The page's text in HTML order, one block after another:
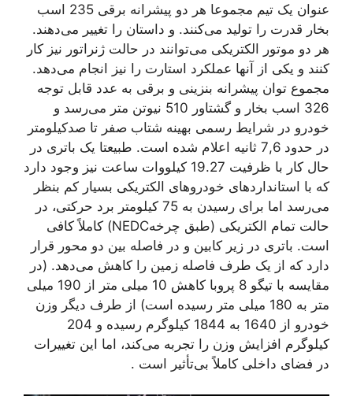
عنوان یک تیم مجموعا هر دو پیشرانه برقی 235 اسب
بخار قدرت را تولید می‌کنند. و داستان را تغییر می‌دهند.
هر دو موتور الکتریکی می‌توانند در حالت ژنراتور نیز کار
کنند و یکی از آنها عملکرد استارت را نیز انجام می‌دهد.
مجموع توان پیشرانه بنزینی و برقی به عدد قابل توجه
326 اسب بخار و گشتاور 510 نیوتن متر می‌رسد و
خودرو در شرایط رسمی بهینه شتاب صفر تا صدکیلومتر
در حدود 7,6 ثانیه اعلام شده است. طبیعتا یک باتری در
حال کار با ظرفیت 19.27 کیلووات ساعت نیز وجود دارد
که با استانداردهای خودروهای الکتریکی بسیار کم بنظر
می‌رسد اما برای رسیدن به 75 کیلومتر برد حرکتی، در
حالت تمام الکتریکی (طبق چرخهNEDC) کاملاً کافی
است. باتری در زیر کابین و در فاصله بین دو محور قرار
دارد که از یک طرف فاصله زمین را کاهش می‌دهد. (در
مقایسه با تیگو 8 پروبا کاهش 10 میلی متر از 190 میلی
متر به 180 میلی متر رسیده است) از طرف دیگر وزن
خودرو از 1640 به 1844 کیلوگرم رسیده و 204
کیلوگرم افزایش وزن را تجربه می‌کند، اما این تغییرات
در فضای داخلی کاملاً بی‌تأثیر است .